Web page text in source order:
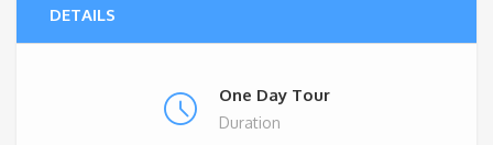
DETAILS
One Day Tour
Duration